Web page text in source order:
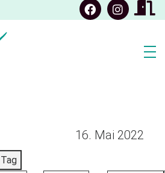
16. Mai 2022
Tag